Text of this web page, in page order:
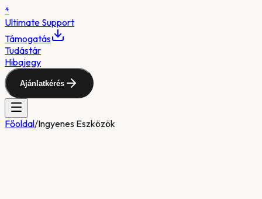
*
Ultimate Support
Támogatás
Tudástár
Hibajegy
Ajánlatkérés
Főoldal/Ingyenes Eszközök